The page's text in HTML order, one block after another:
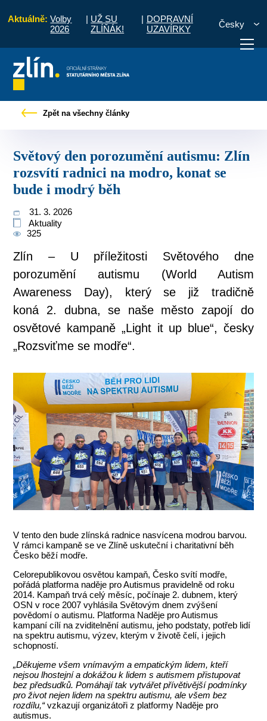
Aktuálně: Volby
2026
| UŽ SU
ZLÍŇÁK!
| DOPRAVNÍ
UZAVÍRKY
Česky
vyřídit Potřebuji zaplatit
Zpět na všechny články
Světový den porozumění autismu: Zlín
rozsvítí radnici na modro, konat se
bude i modrý běh
31. 3. 2026
Aktuality
325
Zlín – U příležitosti Světového dne
porozumění autismu (World Autism
Awareness Day), který se již tradičně
koná 2. dubna, se naše město zapojí do
osvětové kampaně „Light it up blue“, česky
„Rozsviťme se modře“.
V tento den bude zlínská radnice nasvícena modrou barvou.
V rámci kampaně se ve Zlíně uskuteční i charitativní běh
Česko běží modře.
Celorepublikovou osvětou kampaň, Česko svítí modře,
pořádá platforma naděje pro Autismus pravidelně od roku
2014. Kampaň trvá celý měsíc, počínaje 2. dubnem, který
OSN v roce 2007 vyhlásila Světovým dnem zvýšení
povědomí o autismu. Platforma Naděje pro Autismus
kampaní cílí na zviditelnění autismu, jeho podstaty, potřeb lidí
na spektru autismu, výzev, kterým v životě čelí, i jejich
schopností.
„Děkujeme všem vnímavým a empatickým lidem, kteří
nejsou lhostejní a dokážou k lidem s autismem přistupovat
bez předsudků. Pomáhají tak vytvářet přívětivější podmínky
pro život nejen lidem na spektru autismu, ale všem bez
rozdílu,“vzkazují organizátoři z platformy Naděje pro
autismus.